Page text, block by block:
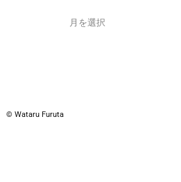
© Wataru Furuta